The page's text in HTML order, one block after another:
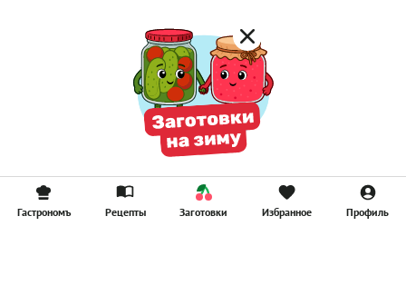
Гастрономъ Рецепты Заготовки Избранное Профиль